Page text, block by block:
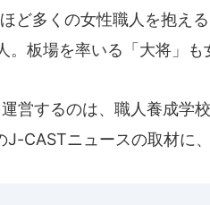
ど多くの女性職人を抱え
板場を率いる「大将」も
営するのは、職人養成学
J-CASTニュースの取材に、